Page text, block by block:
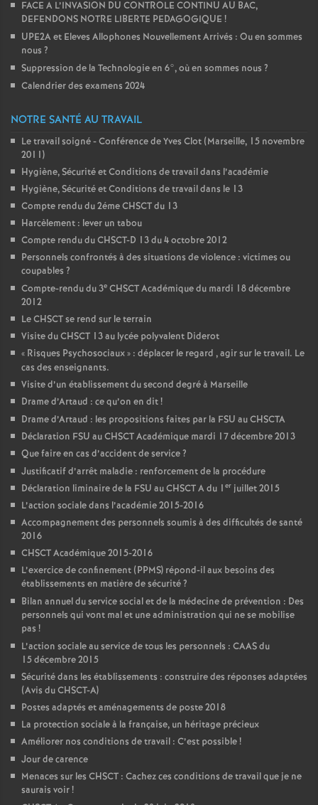
FACE A L’INVASION DU CONTROLE CONTINU AU BAC,
DEFENDONS NOTRE LIBERTE PEDAGOGIQUE !
UPE2A et Eleves Allophones Nouvellement Arrivés : Ou en sommes
nous ?
Suppression de la Technologie en 6°, où en sommes nous ?
Calendrier des examens 2024
NOTRE SANTÉ AU TRAVAIL
Le travail soigné - Conférence de Yves Clot (Marseille, 15 novembre
2011)
Hygiène, Sécurité et Conditions de travail dans l’académie
Hygiène, Sécurité et Conditions de travail dans le 13
Compte rendu du 2éme CHSCT du 13
Harcèlement : lever un tabou
Compte rendu du CHSCT-D 13 du 4 octobre 2012
Personnels confrontés à des situations de violence : victimes ou
coupables ?
Compte-rendu du 3e CHSCT Académique du mardi 18 décembre
2012
Le CHSCT se rend sur le terrain
Visite du CHSCT 13 au lycée polyvalent Diderot
« Risques Psychosociaux» : déplacer le regard , agir sur le travail. Le
cas des enseignants.
Visite d’un établissement du second degré à Marseille
Drame d’Artaud : ce qu’on en dit!
Drame d’Artaud : les propositions faites par la FSU au CHSCTA
Déclaration FSU au CHSCT Académique mardi 17 décembre 2013
Que faire en cas d’accident de service?
Justificatif d’arrêt maladie : renforcement de la procédure
Déclaration liminaire de la FSU au CHSCT A du 1 er juillet 2015
L’action sociale dans l’académie 2015-2016
Accompagnement des personnels soumis à des difficultés de santé
2016
CHSCT Académique 2015-2016
L’exercice de confinement (PPMS) répond-il aux besoins des
établissements en matière de sécurité?
Bilan annuel du service social et de la médecine de prévention : Des
personnels qui vont mal et une administration qui ne se mobilise
pas !
L’action sociale au service de tous les personnels : CAAS du
15 décembre 2015
Sécurité dans les établissements : construire des réponses adaptées
(Avis du CHSCT-A)
Postes adaptés et aménagements de poste 2018
La protection sociale à la française, un héritage précieux
Améliorer nos conditions de travail : C’est possible!
Jour de carence
Menaces sur les CHSCT : Cachez ces conditions de travail que je ne
saurais voir!